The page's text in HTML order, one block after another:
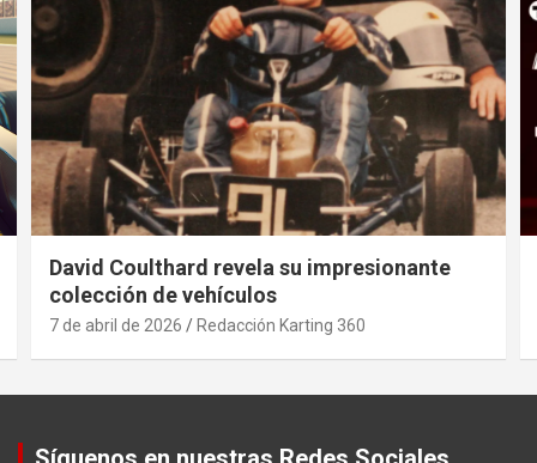
David Coulthard revela su impresionante
colección de vehículos
7 de abril de 2026 Redacción Karting 360